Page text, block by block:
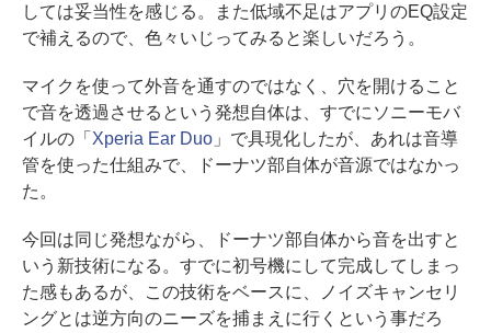
しては妥当性を感じる。また低域不足はアプリのEQ設定
で補えるので、色々いじってみると楽しいだろう。
マイクを使って外音を通すのではなく、穴を開けること
で音を透過させるという発想自体は、すでにソニーモバ
イルの「 Xperia Ear Duo」で具現化したが、あれは音導
管を使った仕組みで、ドーナツ部自体が音源ではなかっ
た。
今回は同じ発想ながら、ドーナツ部自体から音を出すと
いう新技術になる。すでに初号機にして完成してしまっ
た感もあるが、この技術をベースに、ノイズキャンセリ
ングとは逆方向のニーズを捕まえに行くという事だろ